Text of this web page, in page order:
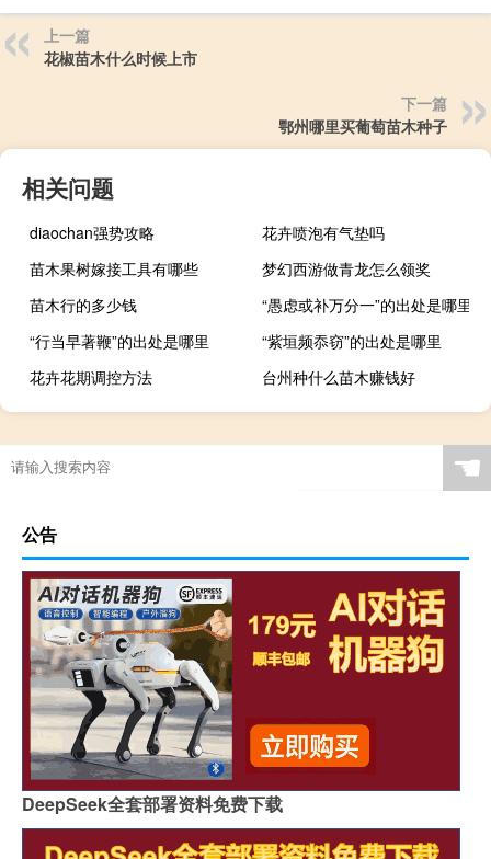
上一篇
花椒苗木什么时候上市
下一篇
鄂州哪里买葡萄苗木种子
相关问题
diaochan强势攻略
花卉喷泡有气垫吗
苗木果树嫁接工具有哪些
梦幻西游做青龙怎么领奖
苗木行的多少钱
“愚虑或补万分一”的出处是哪里
“行当早著鞭”的出处是哪里
“紫垣频忝窃”的出处是哪里
花卉花期调控方法
台州种什么苗木赚钱好
☚
公告
DeepSeek全套部署资料免费下载